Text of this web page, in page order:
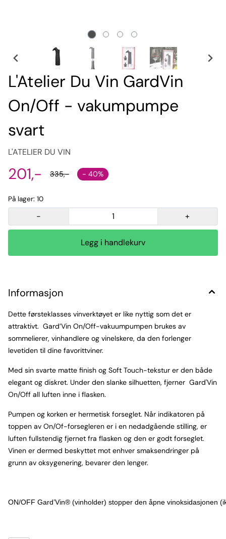
L'Atelier Du Vin GardVin
On/Off - vakumpumpe
svart
L'ATELIER DU VIN
201,- 335,- - 40%
På lager: 10
- +
Informasjon
Dette førsteklasses vinverktøyet er like nyttig som det er
attraktivt. Gard’Vin On/Off-vakuumpumpen brukes av
sommelierer, vinhandlere og vinelskere, da den forlenger
levetiden til dine favorittviner.
Med sin svarte matte finish og Soft Touch-tekstur er den både
elegant og diskret. Under den slanke silhuetten, fjerner Gard'Vin
On/Off all luften inne i flasken.
Pumpen og korken er hermetisk forseglet. Når indikatoren på
toppen av On/Of-forsegleren er i en nedadgående stilling, er
luften fullstendig fjernet fra flasken og den er godt forseglet.
Vinen er dermed beskyttet mot enhver smaksendringer på
grunn av oksygenering, bevarer den lenger.
ON/OFF Gard’Vin® (vinholder) stopper den åpne vinoksidasjonen